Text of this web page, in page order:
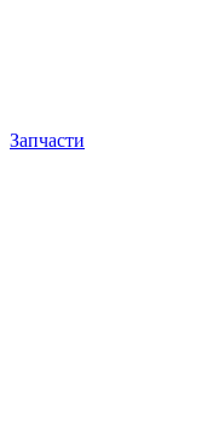
Запчасти